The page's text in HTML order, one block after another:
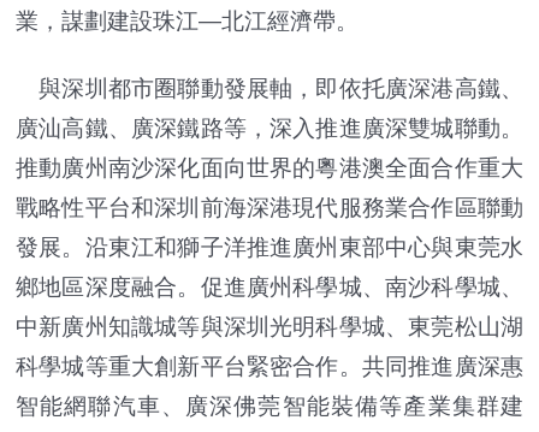
業，謀劃建設珠江―北江經濟帶。
與深圳都市圈聯動發展軸，即依托廣深港高鐵、
廣汕高鐵、廣深鐵路等，深入推進廣深雙城聯動。
推動廣州南沙深化面向世界的粵港澳全面合作重大
戰略性平台和深圳前海深港現代服務業合作區聯動
發展。沿東江和獅子洋推進廣州東部中心與東莞水
鄉地區深度融合。促進廣州科學城、南沙科學城、
中新廣州知識城等與深圳光明科學城、東莞松山湖
科學城等重大創新平台緊密合作。共同推進廣深惠
智能網聯汽車、廣深佛莞智能裝備等產業集群建